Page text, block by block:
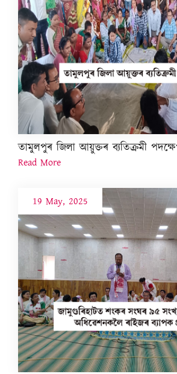
তামুলপুৰ জিলা আয়ুক্তৰ ব্যতিক্ৰমী
Read More
19 May, 2025